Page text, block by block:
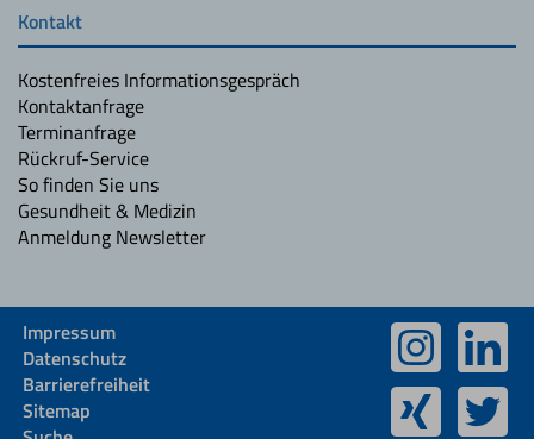
Kontakt
Kostenfreies Informationsgespräch
Kontaktanfrage
Terminanfrage
Rückruf-Service
So finden Sie uns
Gesundheit & Medizin
Anmeldung Newsletter
Impressum
Datenschutz
Barrierefreiheit
Sitemap